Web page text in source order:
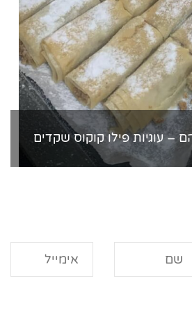
עוגיות פילו קוקוס שקדים